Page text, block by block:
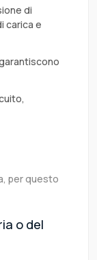
di
carica e
per questo
o del